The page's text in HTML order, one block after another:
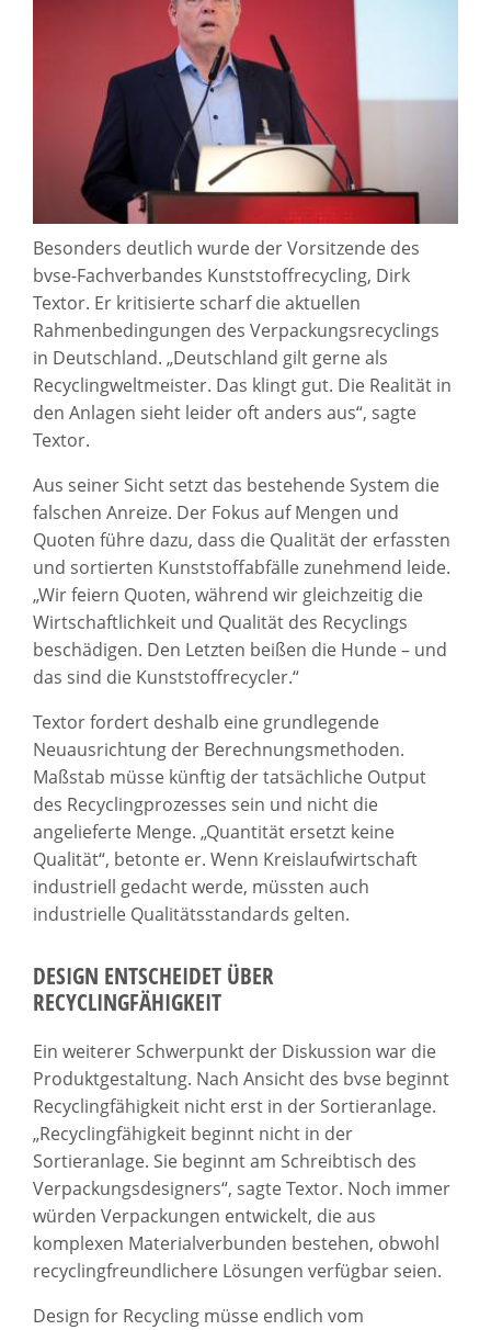
Besonders deutlich wurde der Vorsitzende des
bvse-Fachverbandes Kunststoffrecycling, Dirk
Textor. Er kritisierte scharf die aktuellen
Rahmenbedingungen des Verpackungsrecyclings
in Deutschland. „Deutschland gilt gerne als
Recyclingweltmeister. Das klingt gut. Die Realität in
den Anlagen sieht leider oft anders aus“, sagte
Textor.
Aus seiner Sicht setzt das bestehende System die
falschen Anreize. Der Fokus auf Mengen und
Quoten führe dazu, dass die Qualität der erfassten
und sortierten Kunststoffabfälle zunehmend leide.
„Wir feiern Quoten, während wir gleichzeitig die
Wirtschaftlichkeit und Qualität des Recyclings
beschädigen. Den Letzten beißen die Hunde – und
das sind die Kunststoffrecycler.“
Textor fordert deshalb eine grundlegende
Neuausrichtung der Berechnungsmethoden.
Maßstab müsse künftig der tatsächliche Output
des Recyclingprozesses sein und nicht die
angelieferte Menge. „Quantität ersetzt keine
Qualität“, betonte er. Wenn Kreislaufwirtschaft
industriell gedacht werde, müssten auch
industrielle Qualitätsstandards gelten.
DESIGN ENTSCHEIDET ÜBER
RECYCLINGFÄHIGKEIT
Ein weiterer Schwerpunkt der Diskussion war die
Produktgestaltung. Nach Ansicht des bvse beginnt
Recyclingfähigkeit nicht erst in der Sortieranlage.
„Recyclingfähigkeit beginnt nicht in der
Sortieranlage. Sie beginnt am Schreibtisch des
Verpackungsdesigners“, sagte Textor. Noch immer
würden Verpackungen entwickelt, die aus
komplexen Materialverbunden bestehen, obwohl
recyclingfreundlichere Lösungen verfügbar seien.
Design for Recycling müsse endlich vom